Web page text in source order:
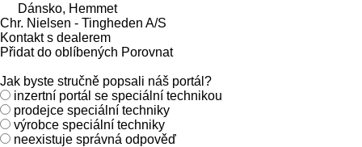
Dánsko, Hemmet
Chr. Nielsen - Tingheden A/S
Kontakt s dealerem
Přidat do oblíbených Porovnat
Jak byste stručně popsali náš portál?
inzertní portál se speciální technikou
prodejce speciální techniky
výrobce speciální techniky
neexistuje správná odpověď